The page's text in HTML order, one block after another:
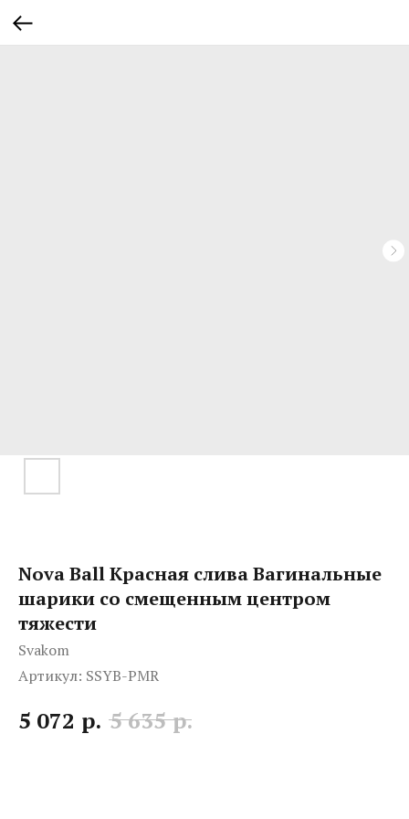
Nova Ball Красная слива Вагинальные
шарики со смещенным центром
тяжести
Svakom
Артикул: SSYB-PMR
5 072 р. 5 635 р.